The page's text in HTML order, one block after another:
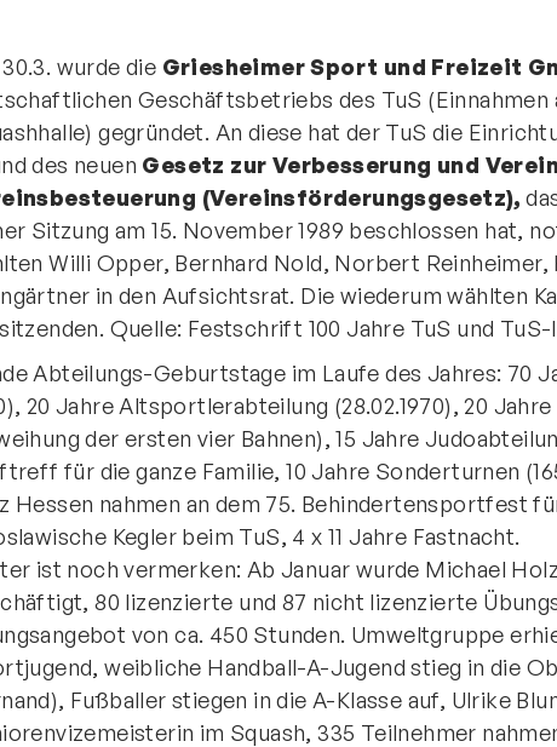
wurde die Griesheimer Sport und Freizeit
Geschäftsbetriebs des TuS (Einnahmen
gegründet. An diese hat der TuS die
des neuen Gesetz zur Verbesserung und
(Vereinsförderungsgesetz),
Sitzung am 15. November 1989 beschlossen hat,
Willi Opper, Bernhard Nold, Norbert Reinheimer,
in den Aufsichtsrat. Die wiederum wählten
Quelle: Festschrift 100 Jahre TuS und
Abteilungs-Geburtstage im Laufe des Jahres: 70
20 Jahre Altsportlerabteilung (28.02.1970), 20 Jahre
der ersten vier Bahnen), 15 Jahre
für die ganze Familie, 10 Jahre Sonderturnen
Hessen nahmen an dem 75. Behindertensportfest
Kegler beim TuS, 4 x 11 Jahre Fastnacht.
ist noch vermerken: Ab Januar wurde Michael
80 lizenzierte und 87 nicht lizenzierte
von ca. 450 Stunden. Umweltgruppe
weibliche Handball-A-Jugend stieg in die
Fußballer stiegen in die A-Klasse auf, Ulrike
im Squash, 335 Teilnehmer